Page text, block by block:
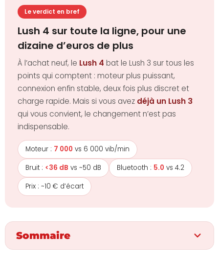
Le verdict en bref
Lush 4 sur toute la ligne, pour une
dizaine d’euros de plus
À l’achat neuf, le Lush 4 bat le Lush 3 sur tous les
points qui comptent : moteur plus puissant,
connexion enfin stable, deux fois plus discret et
charge rapide. Mais si vous avez déjà un Lush 3
qui vous convient, le changement n’est pas
indispensable.
Moteur : 7 000 vs 6 000 vib/min
Bruit : <36 dB vs ~50 dB Bluetooth : 5.0 vs 4.2
Prix : ~10 € d’écart
Sommaire